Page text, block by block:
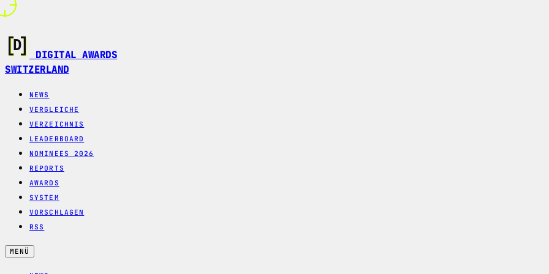
DIGITAL AWARDS
SWITZERLAND
NEWS
VERGLEICHE
VERZEICHNIS
LEADERBOARD
NOMINEES 2026
REPORTS
AWARDS
SYSTEM
VORSCHLAGEN
RSS
MENÜ